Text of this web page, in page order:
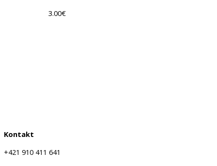
3.00€
Kontakt
+421 910 411 641